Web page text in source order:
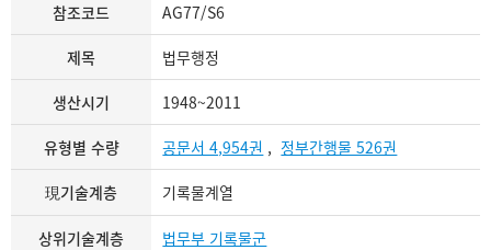
참조코드 AG77/S6
제목 법무행정
생산시기 1948~2011
유형별 수량 공문서 4,954권 , 정부간행물 526권
現기술계층 기록물계열
상위기술계층 법무부 기록물군